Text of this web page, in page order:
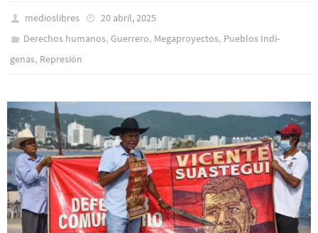
medioslibres
20 abril, 2025
Derechos humanos,Guerrero, Megaproyectos, Pueblos Indí­
genas, Represión